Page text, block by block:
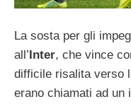
La sosta per gli
all’ Inter, che vince
difficile risalita verso
erano chiamati ad un